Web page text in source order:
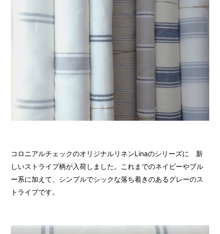
コロニアルチェックのオリジナルリネンLinaのシリーズに 新
しいストライプ柄が入荷しました。これまでのネイビーやブル
ー系に加えて、シンプルでシックな落ち着きのあるグレーのス
トライプです。